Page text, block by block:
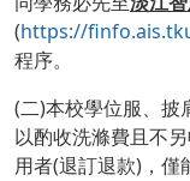
(https://
程序。
(二)本校學位服、披
以酌收洗滌費且不
用者(退訂退款)，僅